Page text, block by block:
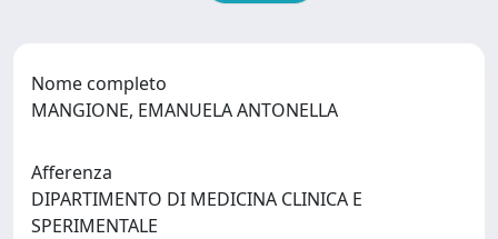
Nome completo
MANGIONE, EMANUELA ANTONELLA
Afferenza
DIPARTIMENTO DI MEDICINA CLINICA E
SPERIMENTALE